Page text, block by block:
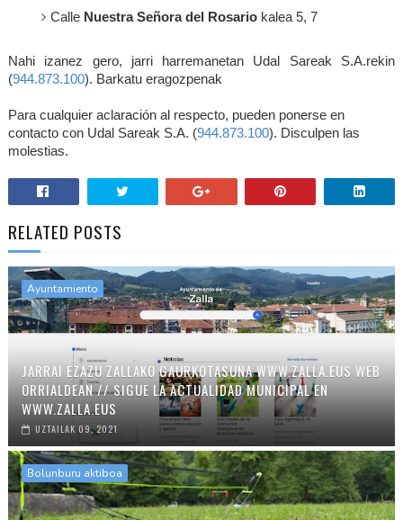
Calle Nuestra Señora del Rosario kalea 5, 7
Nahi izanez gero, jarri harremanetan Udal Sareak S.A.rekin
(944.873.100). Barkatu eragozpenak
Para cualquier aclaración al respecto, pueden ponerse en
contacto con Udal Sareak S.A. (944.873.100). Disculpen las
molestias.
RELATED POSTS
Ayuntamiento
JARRAI EZAZU ZALLAKO GAURKOTASUNA WWW.ZALLA.EUS WEB
ORRIALDEAN // SIGUE LA ACTUALIDAD MUNICIPAL EN
WWW.ZALLA.EUS
UZTAILAK 09, 2021
Bolunburu aktiboa